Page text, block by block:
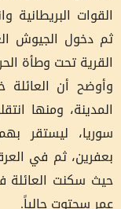
القوات البريطانية
ثم دخول الجيوش
القرية تحت وطأة
وأوضح أن
المدينة، ومنها
سوريا، ليستقر
بعفرين، ثم في
عمر سحتوت حالياً.